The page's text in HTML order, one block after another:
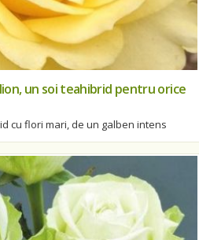
un soi teahibrid pentru orice
cu flori mari, de un galben intens